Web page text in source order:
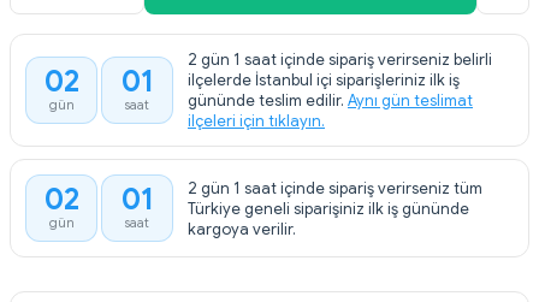
02
gün
01
saat
2 gün 1 saat içinde sipariş verirseniz belirli
ilçelerde İstanbul içi siparişleriniz ilk iş
gününde teslim edilir. Aynı gün teslimat
ilçeleri için tıklayın.
02
gün
01
saat
2 gün 1 saat içinde sipariş verirseniz tüm
Türkiye geneli siparişiniz ilk iş gününde
kargoya verilir.